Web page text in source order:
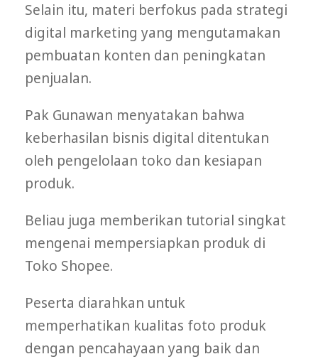
Selain itu, materi berfokus pada strategi
digital marketing yang mengutamakan
pembuatan konten dan peningkatan
penjualan.
Pak Gunawan menyatakan bahwa
keberhasilan bisnis digital ditentukan
oleh pengelolaan toko dan kesiapan
produk.
Beliau juga memberikan tutorial singkat
mengenai mempersiapkan produk di
Toko Shopee.
Peserta diarahkan untuk
memperhatikan kualitas foto produk
dengan pencahayaan yang baik dan